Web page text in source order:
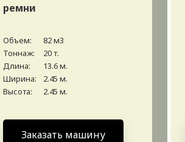
ремни
Объем:
82 м3
Тоннаж:
20 т.
Длина:
13.6 м.
Ширина:
2.45 м.
Высота:
2.45 м.
Заказать машину